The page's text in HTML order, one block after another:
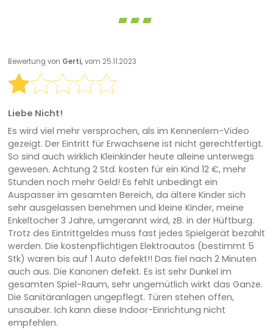
Bewertung von Gerti,vom 25.11.2023
Liebe Nicht!
Es wird viel mehr versprochen, als im Kennenlern-Video
gezeigt. Der Eintritt für Erwachsene ist nicht gerechtfertigt.
So sind auch wirklich Kleinkinder heute alleine unterwegs
gewesen. Achtung 2 Std. kosten für ein Kind 12 €, mehr
Stunden noch mehr Geld! Es fehlt unbedingt ein
Auspasser im gesamten Bereich, da ältere Kinder sich
sehr ausgelassen benehmen und kleine Kinder, meine
Enkeltocher 3 Jahre, umgerannt wird, zB. in der Hüftburg.
Trotz des Eintrittgeldes muss fast jedes Spielgerät bezahlt
werden. Die kostenpflichtigen Elektroautos (bestimmt 5
Stk) waren bis auf 1 Auto defekt!! Das fiel nach 2 Minuten
auch aus. Die Kanonen defekt. Es ist sehr Dunkel im
gesamten Spiel-Raum, sehr ungemütlich wirkt das Ganze.
Die Sanitäranlagen ungepflegt. Türen stehen offen,
unsauber. Ich kann diese Indoor-Einrichtung nicht
empfehlen.